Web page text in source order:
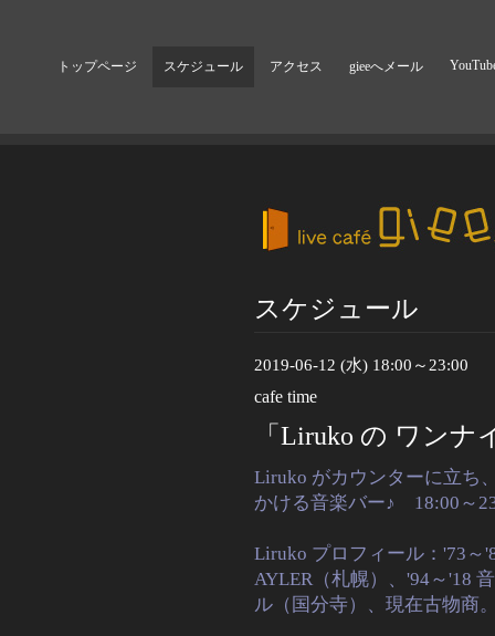
トップページ スケジュール アクセス gieeへメール
スケジュール
2019-06-12 (水) 18:00～23:00
cafe time
「Liruko の ワン
Liruko がカウンターに立ち
かける音楽バー♪ 18:00～
Liruko プロフィール：'73～
AYLER（札幌）、'94～'18
ル（国分寺）、現在古物商